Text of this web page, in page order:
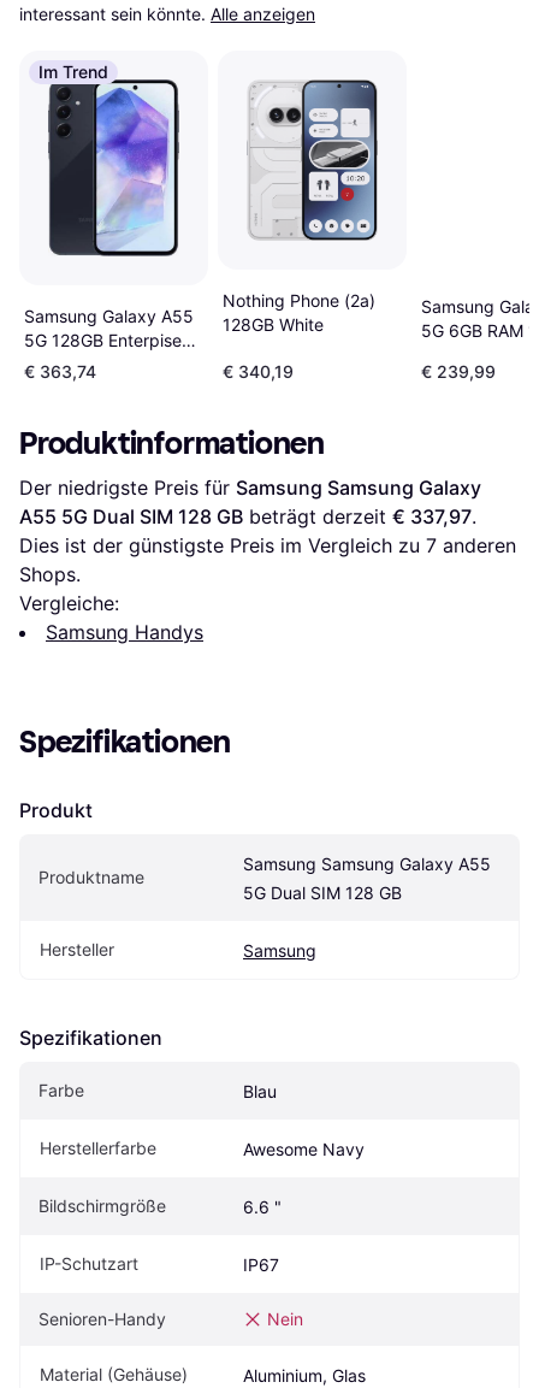
interessant sein könnte. Alle anzeigen
Im Trend
Samsung Galaxy A55
5G 128GB Enterpise
Edition
€ 363,74
Nothing Phone (2a)
128GB White
€ 340,19
Samsung
5G 6GB RAM
€ 239,99
Produktinformationen
Der niedrigste Preis für Samsung Samsung Galaxy
A55 5G Dual SIM 128 GB beträgt derzeit € 337,97.
Dies ist der günstigste Preis im Vergleich zu 7 anderen
Shops.
Vergleiche:
Samsung Handys
Spezifikationen
Produkt
Produktname
Samsung Samsung Galaxy A55
5G Dual SIM 128 GB
Hersteller Samsung
Spezifikationen
Farbe Blau
Herstellerfarbe Awesome Navy
Bildschirmgröße 6.6 "
IP-Schutzart IP67
Senioren-Handy Nein
Material (Gehäuse) Aluminium, Glas